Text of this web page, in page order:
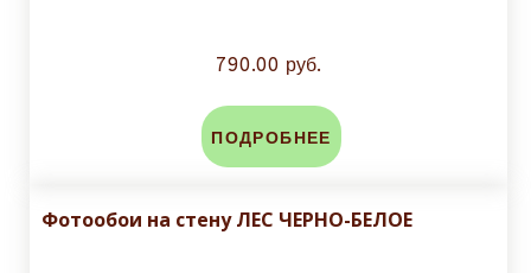
790.00 руб.
ПОДРОБНЕЕ
Фотообои на стену ЛЕС ЧЕРНО-БЕЛОЕ